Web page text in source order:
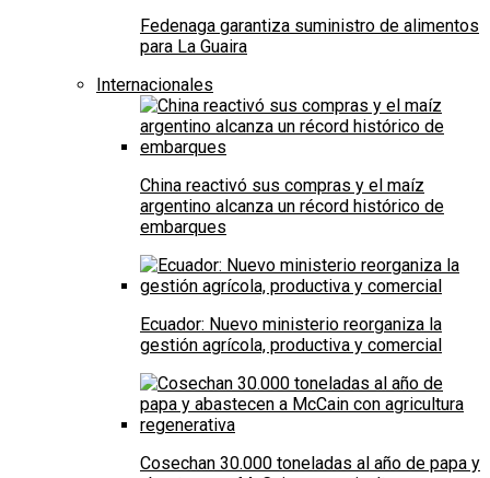
Fedenaga garantiza suministro de alimentos
para La Guaira
Internacionales
China reactivó sus compras y el maíz
argentino alcanza un récord histórico de
embarques
Ecuador: Nuevo ministerio reorganiza la
gestión agrícola, productiva y comercial
Cosechan 30.000 toneladas al año de papa y